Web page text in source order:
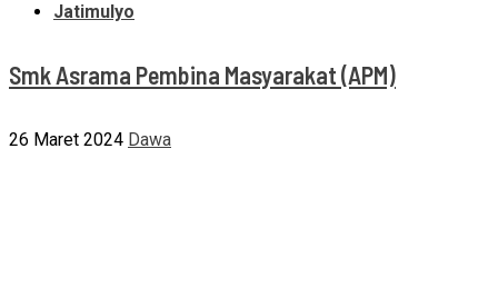
Jatimulyo
Smk Asrama Pembina Masyarakat (APM)
26 Maret 2024 Dawa